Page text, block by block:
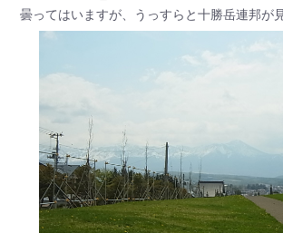
曇ってはいますが、うっすらと十勝岳連邦が